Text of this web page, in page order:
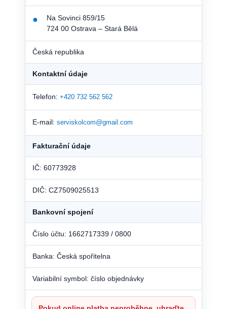
●
Na Sovinci 859/15
724 00 Ostrava – Stará Bělá
Česká republika
Kontaktní údaje
Telefon: +420 732 562 562
E-mail: serviskolcom@gmail.com
Fakturační údaje
IČ: 60773928
DIČ: CZ7509025513
Bankovní spojení
Číslo účtu: 1662717339 / 0800
Banka: Česká spořitelna
Variabilní symbol: číslo objednávky